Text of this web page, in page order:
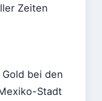
Zeiten
bei den
Stadt